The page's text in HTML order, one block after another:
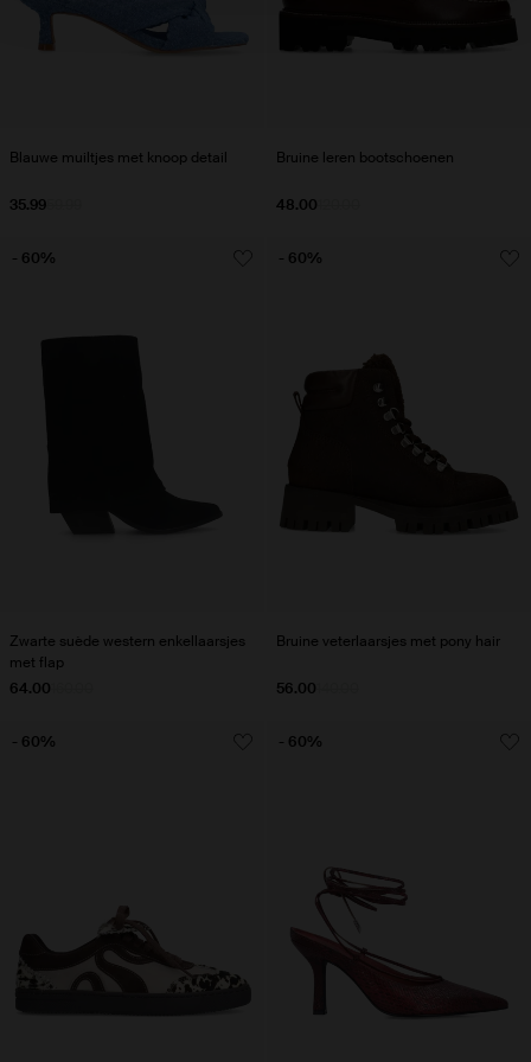
Blauwe muiltjes met knoop detail
35.99
Bruine leren bootschoenen
48.00
Zwarte suède western enkellaarsjes
met flap
64.00
- 60%
Bruine veterlaarsjes met pony hair
56.00
- 60%
- 60% - 60%